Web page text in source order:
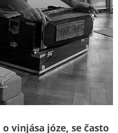
vinjása józe, se často